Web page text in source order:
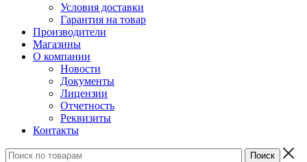
Условия доставки
Гарантия на товар
Производители
Магазины
О компании
Новости
Документы
Лицензии
Отчетность
Реквизиты
Контакты